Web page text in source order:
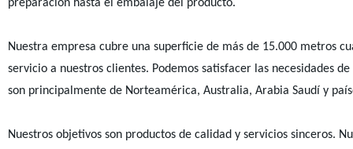
preparación hasta el embalaje del producto.
Nuestra empresa cubre una superficie de más de 15.000 metros
servicio a nuestros clientes. Podemos satisfacer las necesidades
son principalmente de Norteamérica, Australia, Arabia Saudí y
Nuestros objetivos son productos de calidad y servicios sinceros.